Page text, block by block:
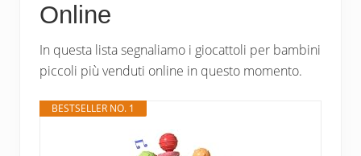
Online
In questa lista segnaliamo i giocattoli per bambini
piccoli più venduti online in questo momento.
BESTSELLER NO. 1